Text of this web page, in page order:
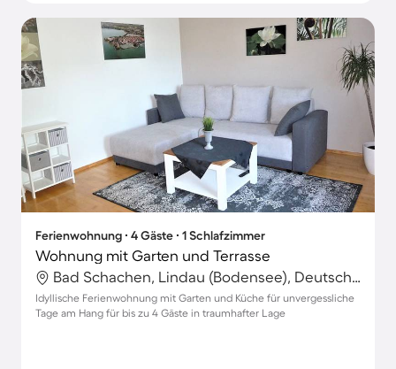
Ferienwohnung ∙ 4 Gäste ∙ 1 Schlafzimmer
Wohnung mit Garten und Terrasse
Bad Schachen, Lindau (Bodensee), Deutschland
Idyllische Ferienwohnung mit Garten und Küche für unvergessliche
Tage am Hang für bis zu 4 Gäste in traumhafter Lage